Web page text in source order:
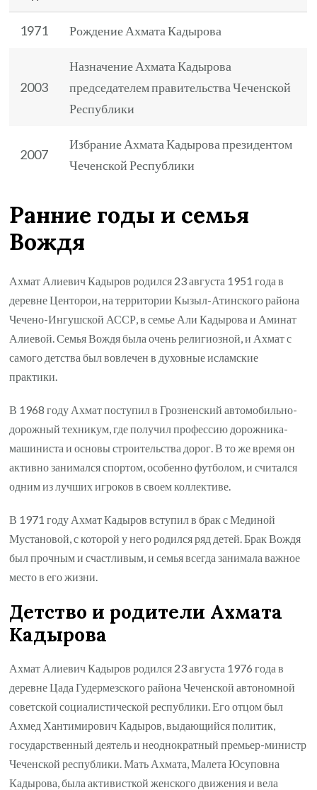
1971 Рождение Ахмата Кадырова
2003
Назначение Ахмата Кадырова
председателем правительства Чеченской
Республики
2007
Избрание Ахмата Кадырова президентом
Чеченской Республики
Ранние годы и семья
Вождя
Ахмат Алиевич Кадыров родился 23 августа 1951 года в
деревне Центорои, на территории Кызыл-Атинского района
Чечено-Ингушской АССР, в семье Али Кадырова и Аминат
Алиевой. Семья Вождя была очень религиозной, и Ахмат с
самого детства был вовлечен в духовные исламские
практики.
В 1968 году Ахмат поступил в Грозненский автомобильно-
дорожный техникум, где получил профессию дорожника-
машиниста и основы строительства дорог. В то же время он
активно занимался спортом, особенно футболом, и считался
одним из лучших игроков в своем коллективе.
В 1971 году Ахмат Кадыров вступил в брак с Мединой
Мустановой, с которой у него родился ряд детей. Брак Вождя
был прочным и счастливым, и семья всегда занимала важное
место в его жизни.
Детство и родители Ахмата
Кадырова
Ахмат Алиевич Кадыров родился 23 августа 1976 года в
деревне Цада Гудермезского района Чеченской автономной
советской социалистической республики. Его отцом был
Ахмед Хантимирович Кадыров, выдающийся политик,
государственный деятель и неоднократный премьер-министр
Чеченской республики. Мать Ахмата, Малета Юсуповна
Кадырова, была активисткой женского движения и вела